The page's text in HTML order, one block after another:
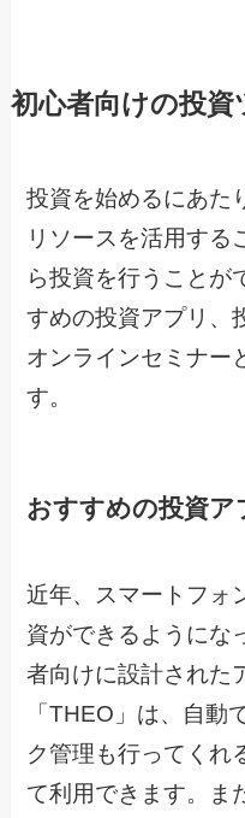
初心者向けの投
投資を始めるにあた
リソースを活用する
ら投資を行うことが
すめの投資アプリ、
オンラインセミナー
す。
おすすめの投資ア
近年、スマートフォ
資ができるようにな
者向けに設計された
「THEO」は、自動
ク管理も行ってくれ
て利用できます。ま